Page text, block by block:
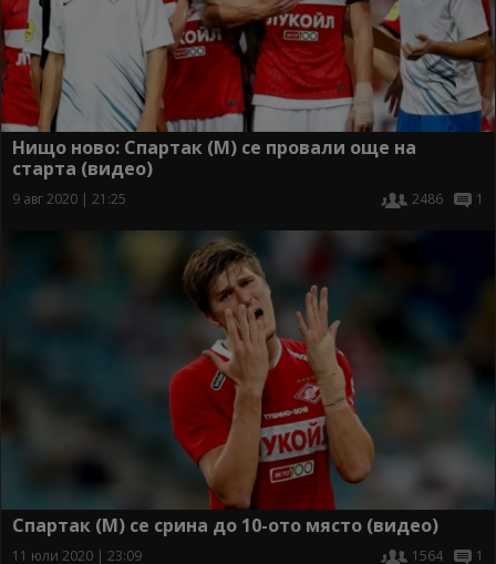
Нищо ново: Спартак (М) се провали още на
старта (видео)
9 авг 2020 | 21:25 2486 1
Спартак (М) се срина до 10-ото място (видео)
11 юли 2020 | 23:09 1564 1